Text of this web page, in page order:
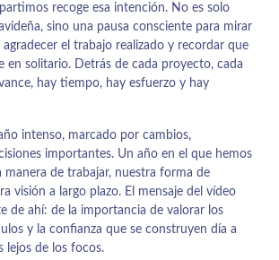
recoge esa intención. No es solo
sino una pausa consciente para mirar
el trabajo realizado y recordar que
en solitario. Detrás de cada proyecto, cada
hay tiempo, hay esfuerzo y hay
intenso, marcado por cambios,
importantes. Un año en el que hemos
manera de trabajar, nuestra forma de
visión a largo plazo. El mensaje del vídeo
de ahí: de la importancia de valorar los
y la confianza que se construyen día a
lejos de los focos.